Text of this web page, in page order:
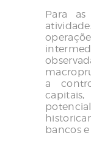
Para as
a
bancos